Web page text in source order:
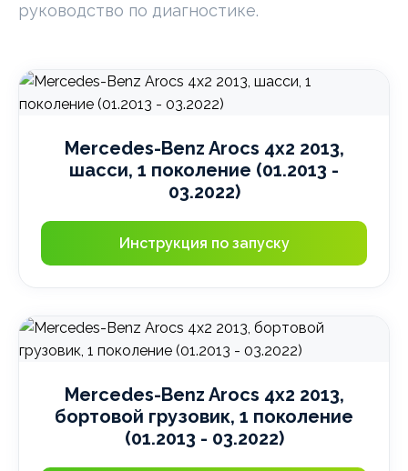
руководство по диагностике.
Mercedes-Benz Arocs 4x2 2013,
шасси, 1 поколение (01.2013 -
03.2022)
Инструкция по запуску
Mercedes-Benz Arocs 4x2 2013,
бортовой грузовик, 1 поколение
(01.2013 - 03.2022)